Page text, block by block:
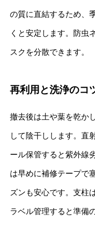
の質に直結するため、
くと安定します。防虫
スクを分散できます。
再利用と洗浄のコ
撤去後は土や葉を乾か
して陰干しします。直
ール保管すると紫外線
は早めに補修テープで
ズンも安心です。支柱
ラベル管理すると準備